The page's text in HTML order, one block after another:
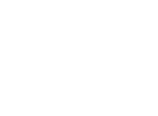
qualquer plataforma
com sua equipe
3D em tempo real
em 3D
e rastreador de problemas
Unity
Unity gratuitamente
com treinadores do Unity
do Unity
com Unity
mais rápido com suporte especializado
comuns
equipe